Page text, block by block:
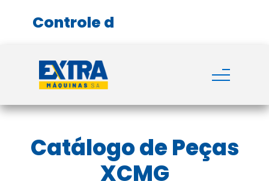
Catálogo de Peças
XCMG